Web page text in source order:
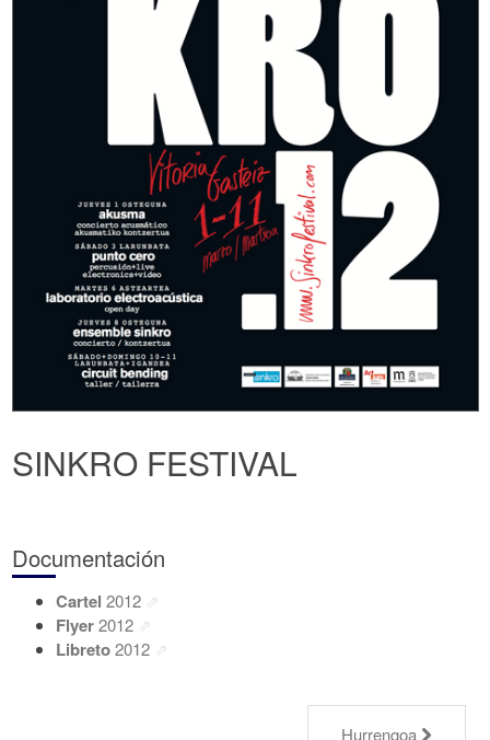
SINKRO FESTIVAL
Documentación
Cartel 2012
Flyer2012
Libreto2012
Hurrengoa